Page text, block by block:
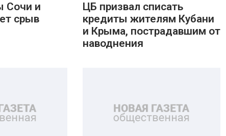
Сочи и
срыв
ЦБ призвал списать
кредиты жителям Кубани
и Крыма, пострадавшим от
наводнения